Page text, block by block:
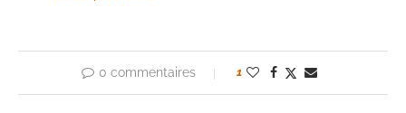
0 commentaires 1